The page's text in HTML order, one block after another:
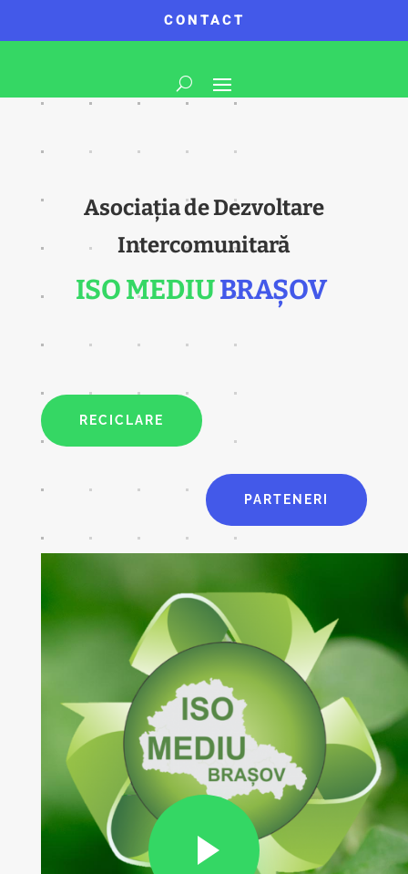
CONTACT
Asociația de Dezvoltare
Intercomunitară
ISO MEDIUBRAȘOV
RECICLARE
PARTENERI